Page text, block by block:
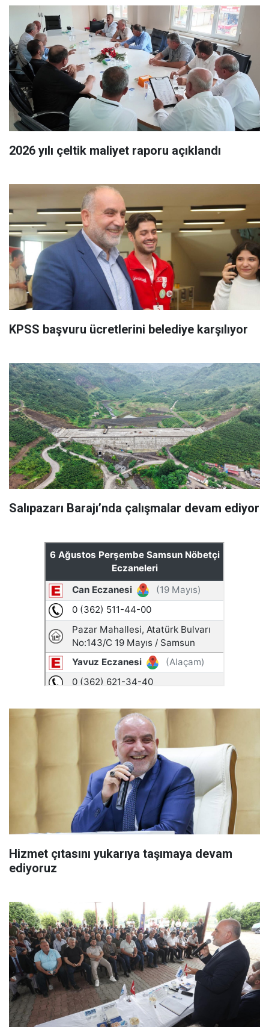
2026 yılı çeltik maliyet raporu açıklandı
KPSS başvuru ücretlerini belediye karşılıyor
Salıpazarı Barajı’nda çalışmalar devam ediyor
Hizmet çıtasını yukarıya taşımaya devam
ediyoruz